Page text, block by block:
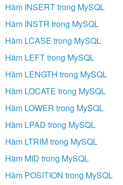
Hàm INSERT trong MySQL
Hàm INSTR trong MySQL
Hàm LCASE trong MySQL
Hàm LEFT trong MySQL
Hàm LENGTH trong MySQL
Hàm LOCATE trong MySQL
Hàm LOWER trong MySQL
Hàm LPAD trong MySQL
Hàm LTRIM trong MySQL
Hàm MID trong MySQL
Hàm POSITION trong MySQL